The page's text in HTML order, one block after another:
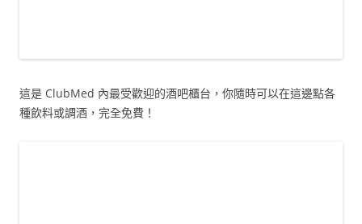
這是 ClubMed 內最受歡迎的酒吧櫃台，你隨時可以在這邊點各
種飲料或調酒，完全免費！